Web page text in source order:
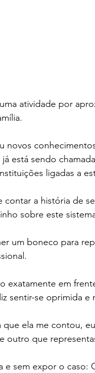
atividade por
novos
está sendo
ligadas a
contar a história de
sobre este
um boneco para
exatamente em
sentir-se oprimida e
que ela me contou,
outro que
e sem expor o